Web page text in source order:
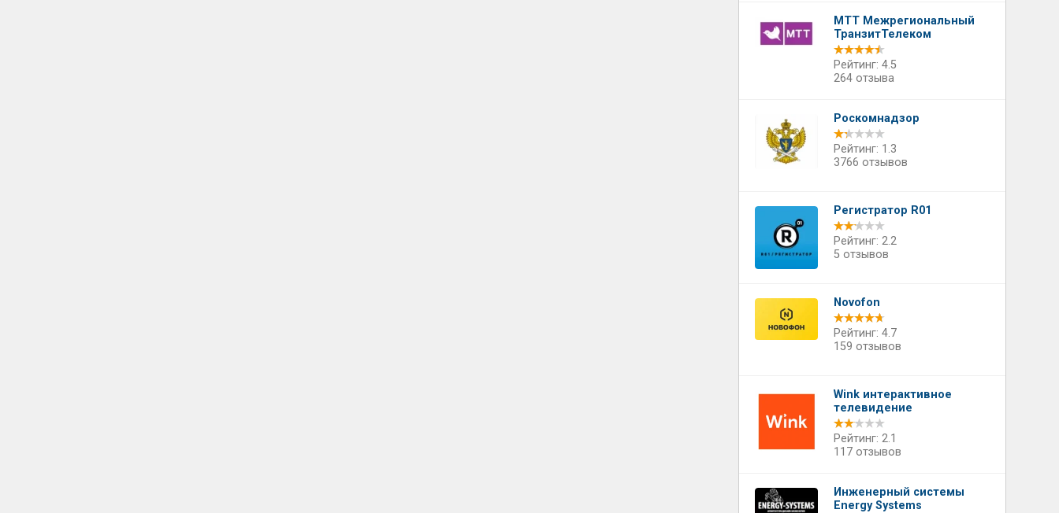
МТТ Межрегиональный
ТранзитТелеком
Рейтинг: 4.5
264 отзыва
Роскомнадзор
Рейтинг: 1.3
3766 отзывов
Регистратор R01
Рейтинг: 2.2
5 отзывов
Novofon
Рейтинг: 4.7
159 отзывов
Wink интерактивное
телевидение
Рейтинг: 2.1
117 отзывов
Инженерный системы
Energy Systems